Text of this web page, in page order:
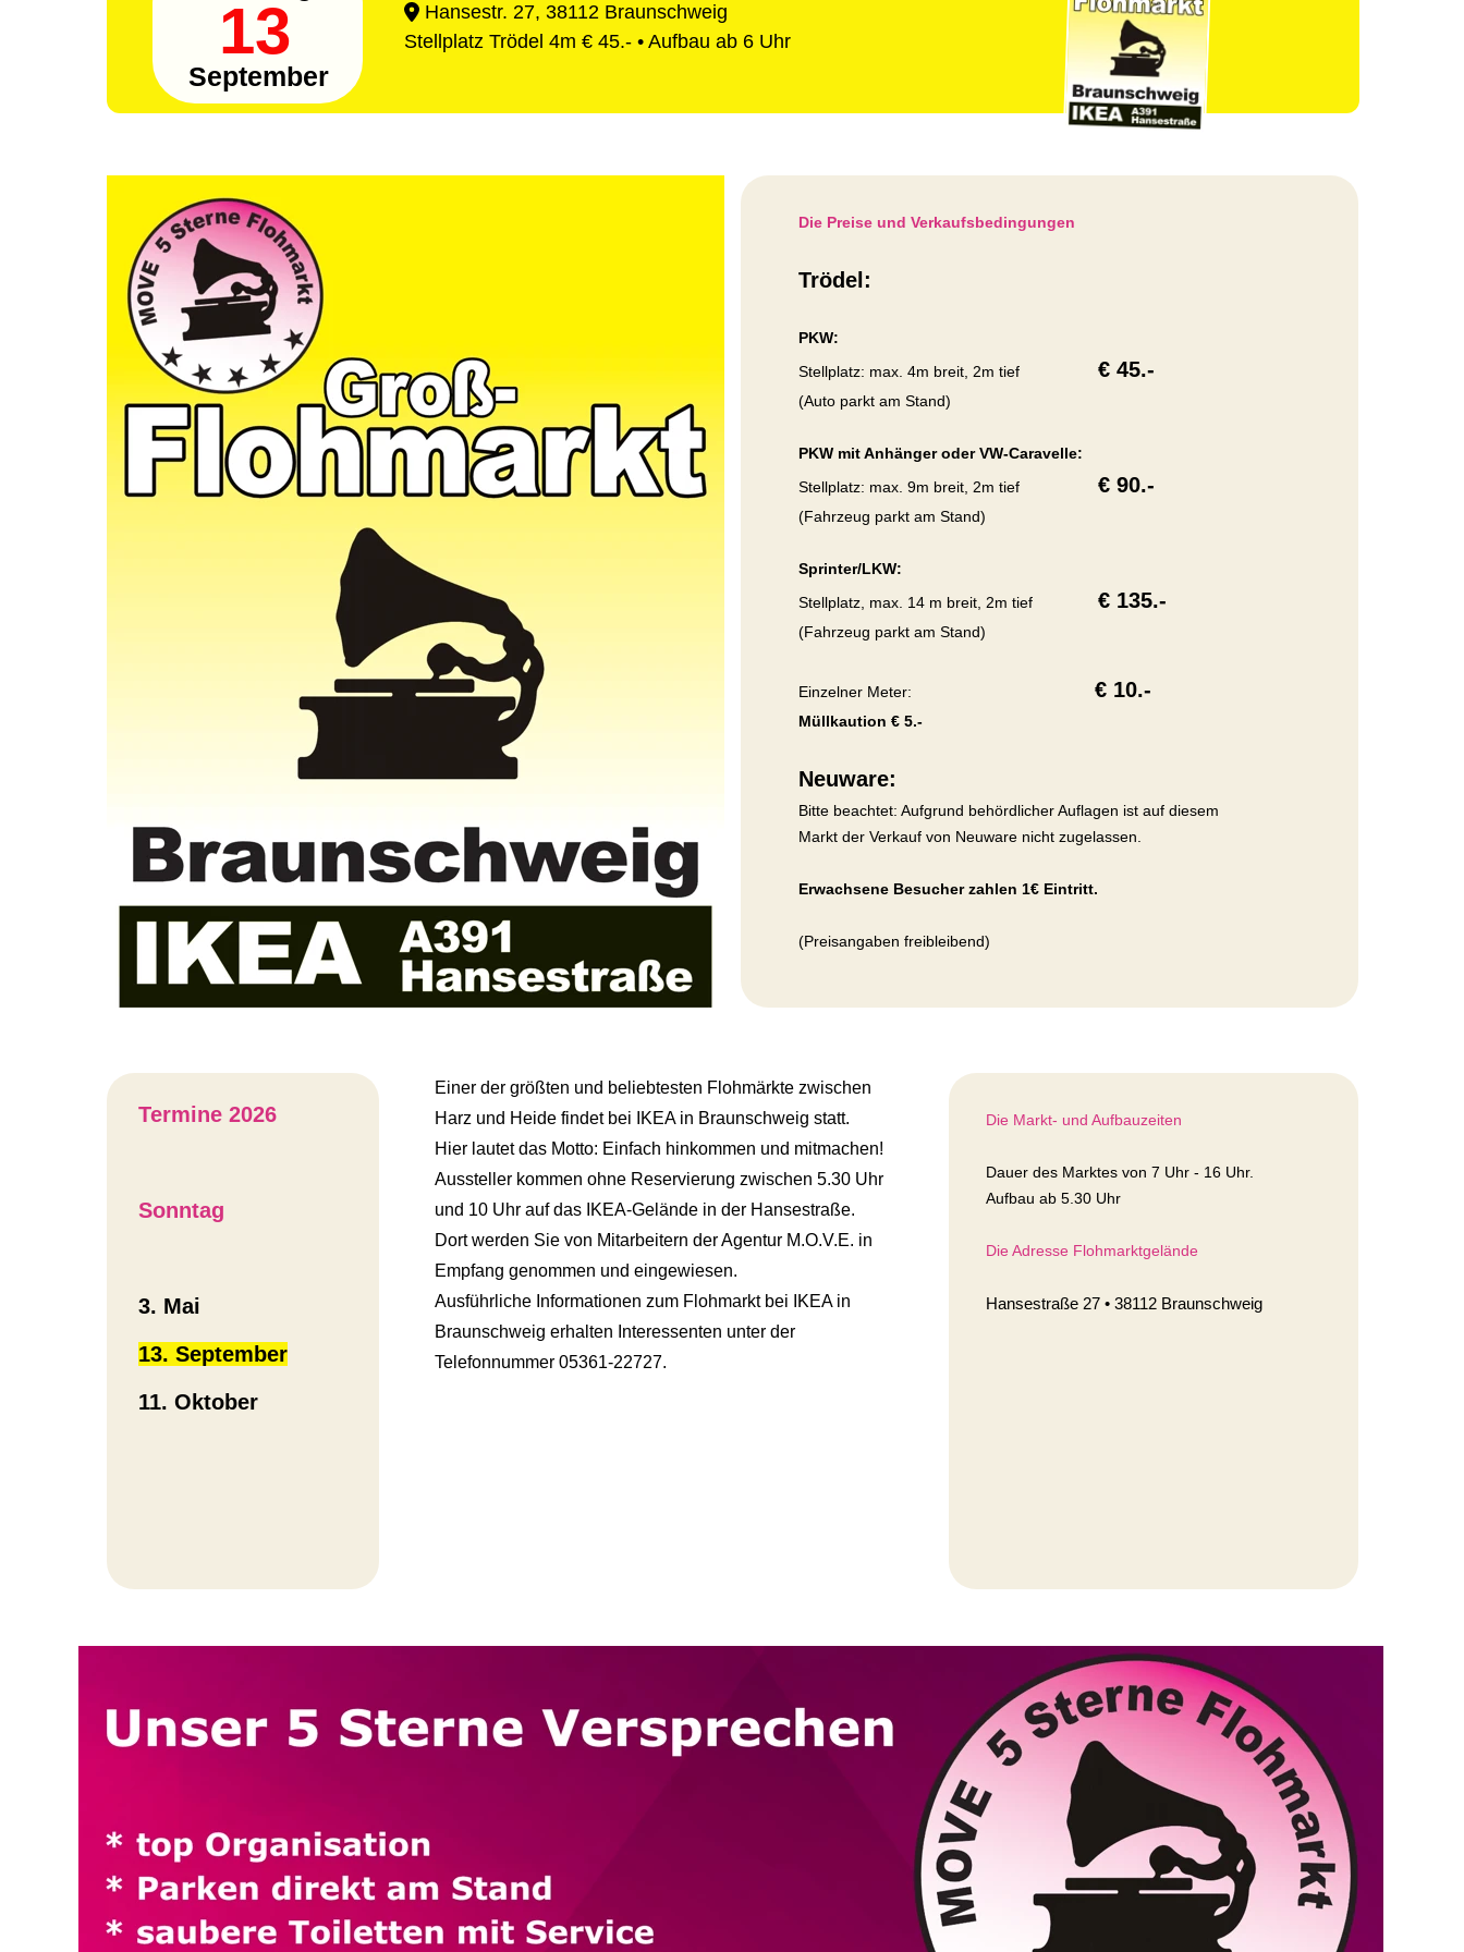
13
September
Hansestr. 27, 38112 Braunschweig
Stellplatz Trödel 4m € 45.- • Aufbau ab 6 Uhr
Die Preise und Verkaufsbedingungen
Trödel:
PKW:
Stellplatz: max. 4m breit, 2m tief
€ 45.-
(Auto parkt am Stand)
PKW mit Anhänger oder VW-Caravelle:
Stellplatz: max. 9m breit, 2m tief
€ 90.-
(Fahrzeug parkt am Stand)
Sprinter/LKW:
Stellplatz, max. 14 m breit, 2m tief
€ 135.-
(Fahrzeug parkt am Stand)
Einzelner Meter: € 10.-
Müllkaution € 5.-
Neuware:
Bitte beachtet: Aufgrund behördlicher Auflagen ist auf diesem
Markt der Verkauf von Neuware nicht zugelassen.
Erwachsene Besucher zahlen 1€ Eintritt.
(Preisangaben freibleibend)
Termine 2026
Sonntag
3. Mai
13. September
11. Oktober
Einer der größten und beliebtesten Flohmärkte zwischen
Harz und Heide findet bei IKEA in Braunschweig statt.
Hier lautet das Motto: Einfach hinkommen und mitmachen!
Aussteller kommen ohne Reservierung zwischen 5.30 Uhr
und 10 Uhr auf das IKEA-Gelände in der Hansestraße.
Dort werden Sie von Mitarbeitern der Agentur M.O.V.E. in
Empfang genommen und eingewiesen.
Ausführliche Informationen zum Flohmarkt bei IKEA in
Braunschweig erhalten Interessenten unter der
Telefonnummer 05361-22727.
Die Markt- und Aufbauzeiten
Dauer des Marktes von 7 Uhr - 16 Uhr.
Aufbau ab 5.30 Uhr
Die Adresse Flohmarktgelände
Hansestraße 27 • 38112 Braunschweig